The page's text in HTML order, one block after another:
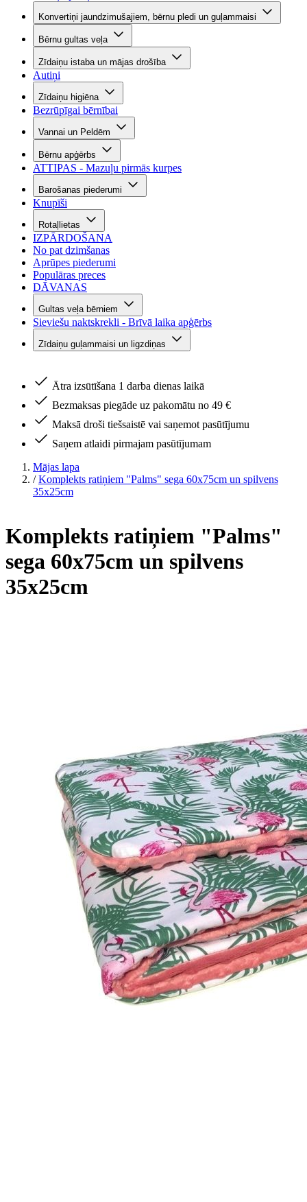
Konvertiņi jaundzimušajiem, bērnu pledi un guļammaisi
Bērnu gultas veļa
Zīdaiņu istaba un mājas drošība
Autiņi
Zīdaiņu higiēna
Bezrūpīgai bērnībai
Vannai un Peldēm
Bērnu apģērbs
ATTIPAS - Mazuļu pirmās kurpes
Barošanas piederumi
Knupīši
Rotaļlietas
IZPĀRDOŠANA
No pat dzimšanas
Aprūpes piederumi
Populāras preces
DĀVANAS
Gultas veļa bērniem
Sieviešu naktskrekli - Brīvā laika apģērbs
Zīdaiņu guļammaisi un ligzdiņas
Ātra izsūtīšana 1 darba dienas laikā
Bezmaksas piegāde uz pakomātu no 49 €
Maksā droši tiešsaistē vai saņemot pasūtījumu
Saņem atlaidi pirmajam pasūtījumam
Mājas lapa
/ Komplekts ratiņiem "Palms" sega 60x75cm un spilvens
35x25cm
Komplekts ratiņiem "Palms"
sega 60x75cm un spilvens
35x25cm